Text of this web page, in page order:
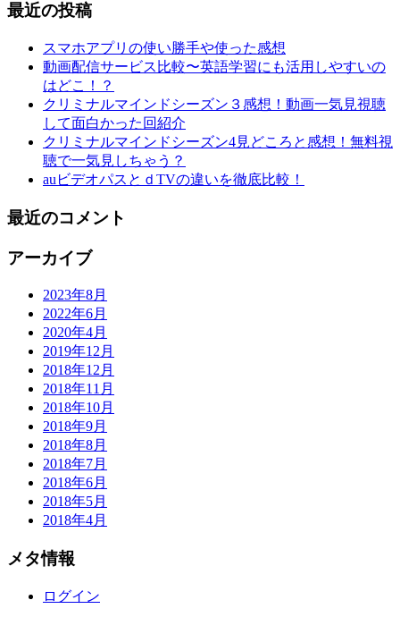
最近の投稿
スマホアプリの使い勝手や使った感想
動画配信サービス比較〜英語学習にも活用しやすいの
はどこ！？
クリミナルマインドシーズン３感想！動画一気見視聴
して面白かった回紹介
クリミナルマインドシーズン4見どころと感想！無料視
聴で一気見しちゃう？
auビデオパスとｄTVの違いを徹底比較！
最近のコメント
アーカイブ
2023年8月
2022年6月
2020年4月
2019年12月
2018年12月
2018年11月
2018年10月
2018年9月
2018年8月
2018年7月
2018年6月
2018年5月
2018年4月
メタ情報
ログイン